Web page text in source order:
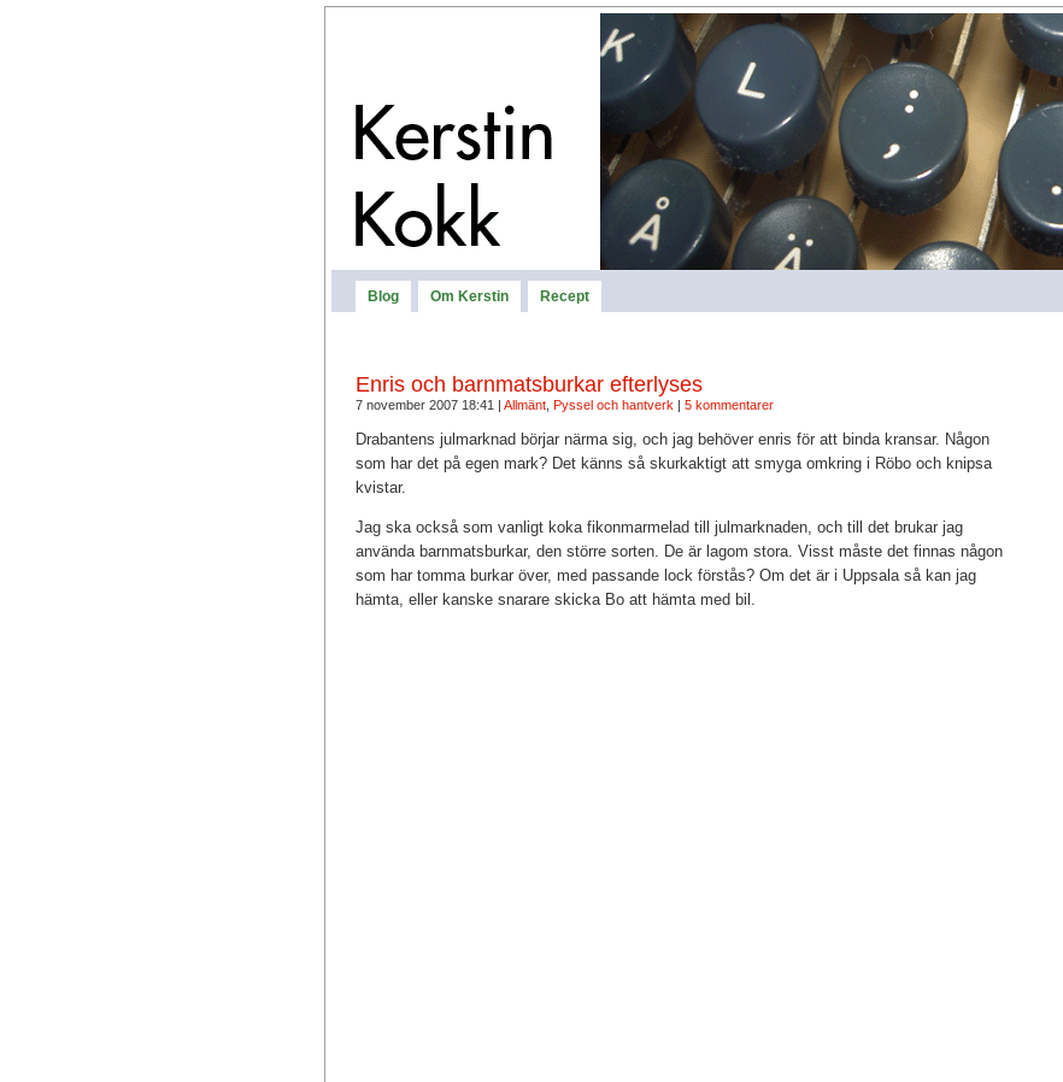
Blog Om Kerstin Recept
Enris och barnmatsburkar efterlyses
7 november 2007 18:41 | Allmänt, Pyssel och hantverk | 5 kommentarer
Drabantens julmarknad börjar närma sig, och jag behöver enris för att binda kransar. Någon
som har det på egen mark? Det känns så skurkaktigt att smyga omkring i Röbo och knipsa
kvistar.
Jag ska också som vanligt koka fikonmarmelad till julmarknaden, och till det brukar jag
använda barnmatsburkar, den större sorten. De är lagom stora. Visst måste det finnas någon
som har tomma burkar över, med passande lock förstås? Om det är i Uppsala så kan jag
hämta, eller kanske snarare skicka Bo att hämta med bil.